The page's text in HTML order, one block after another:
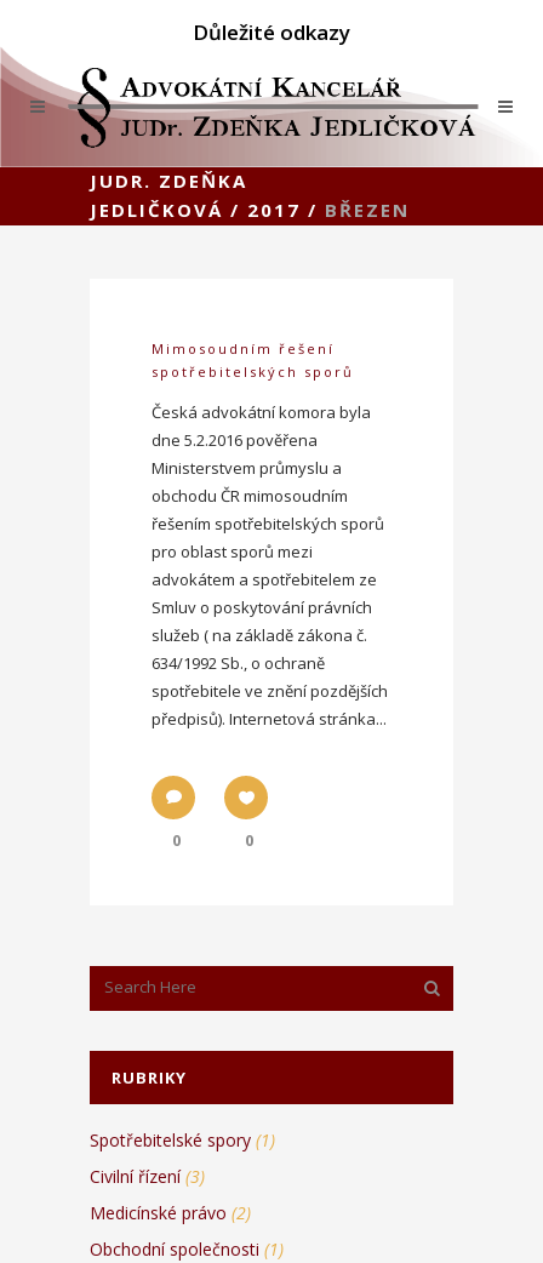
Důležité odkazy
JUDR. ZDEŇKA
JEDLIČKOVÁ / 2017 / BŘEZEN
Mimosoudním řešení
spotřebitelských sporů
Česká advokátní komora byla
dne 5.2.2016 pověřena
Ministerstvem průmyslu a
obchodu ČR mimosoudním
řešením spotřebitelských sporů
pro oblast sporů mezi
advokátem a spotřebitelem ze
Smluv o poskytování právních
služeb ( na základě zákona č.
634/1992 Sb., o ochraně
spotřebitele ve znění pozdějších
předpisů). Internetová stránka...
0 0
RUBRIKY
Spotřebitelské spory (1)
Civilní řízení(3)
Medicínské právo (2)
Obchodní společnosti (1)